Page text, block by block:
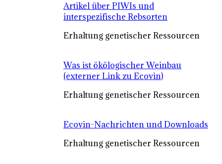
Artikel über PIWIs und
interspezifische Rebsorten
Erhaltung genetischer Ressourcen
Was ist ökölogischer Weinbau
(externer Link zu Ecovin)
Erhaltung genetischer Ressourcen
Ecovin-Nachrichten und Downloads
Erhaltung genetischer Ressourcen